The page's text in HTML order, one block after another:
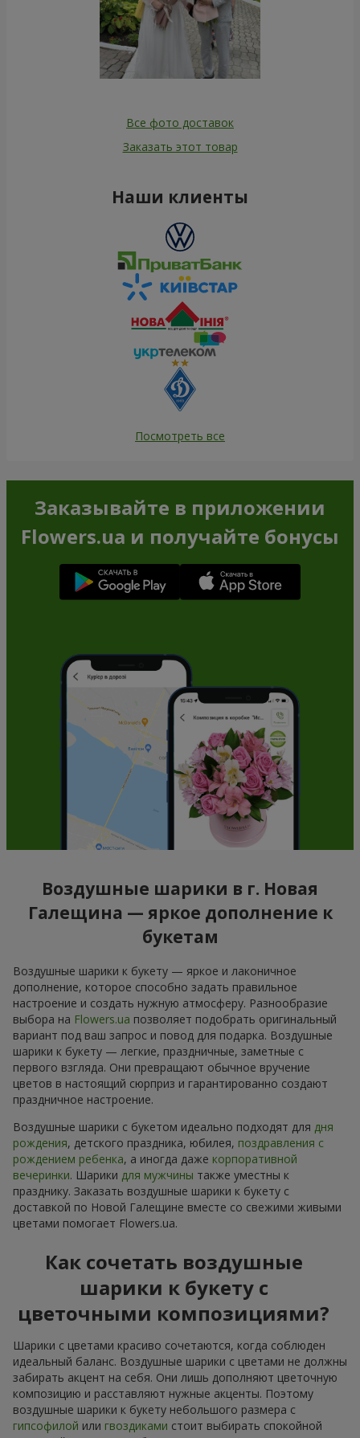
Все фото доставок
Заказать этот товар
Наши клиенты
Посмотреть все
Заказывайте в приложении
Flowers.ua и получайте бонусы
Воздушные шарики в г. Новая
Галещина — яркое дополнение к
букетам
Воздушные шарики к букету — яркое и лаконичное
дополнение, которое способно задать правильное
настроение и создать нужную атмосферу. Разнообразие
выбора на Flowers.ua позволяет подобрать оригинальный
вариант под ваш запрос и повод для подарка. Воздушные
шарики к букету — легкие, праздничные, заметные с
первого взгляда. Они превращают обычное вручение
цветов в настоящий сюрприз и гарантированно создают
праздничное настроение.
Воздушные шарики с букетом идеально подходят для дня
рождения, детского праздника, юбилея, поздравления с
рождением ребенка, а иногда даже корпоративной
вечеринки. Шарики для мужчины также уместны к
празднику. Заказать воздушные шарики к букету с
доставкой по Новой Галещине вместе со свежими живыми
цветами помогает Flowers.ua.
Как сочетать воздушные
шарики к букету с
цветочными композициями?
Шарики с цветами красиво сочетаются, когда соблюден
идеальный баланс. Воздушные шарики с цветами не должны
забирать акцент на себя. Они лишь дополняют цветочную
композицию и расставляют нужные акценты. Поэтому
воздушные шарики к букету небольшого размера с
гипсофилой или гвоздиками стоит выбирать спокойной